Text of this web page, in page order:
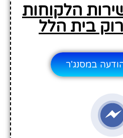
הלקוחות
בית הלל
במסנג'ר